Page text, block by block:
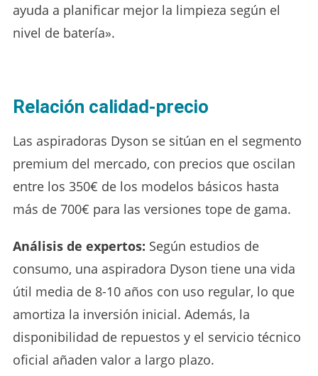
ayuda a planificar mejor la limpieza según el
nivel de batería».
Relación calidad-precio
Las aspiradoras Dyson se sitúan en el segmento
premium del mercado, con precios que oscilan
entre los 350€ de los modelos básicos hasta
más de 700€ para las versiones tope de gama.
Análisis de expertos: Según estudios de
consumo, una aspiradora Dyson tiene una vida
útil media de 8-10 años con uso regular, lo que
amortiza la inversión inicial. Además, la
disponibilidad de repuestos y el servicio técnico
oficial añaden valor a largo plazo.